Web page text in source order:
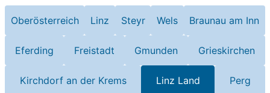
Oberösterreich Linz Steyr Wels Braunau am Inn
Eferding Freistadt Gmunden Grieskirchen
Kirchdorf an der Krems Linz Land Perg